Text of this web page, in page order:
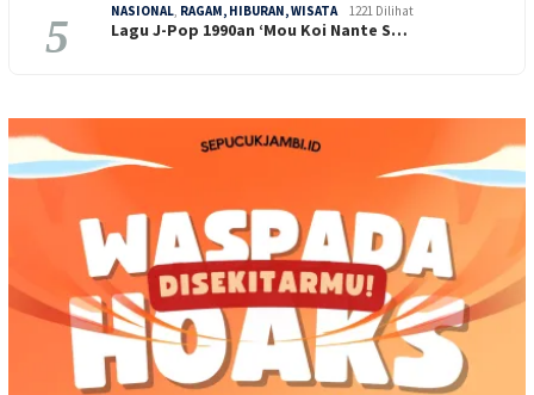
5 NASIONAL RAGAM, HIBURAN, WISATA 1221 Dilihat
Lagu J-Pop 1990an ‘Mou Koi Nante S…